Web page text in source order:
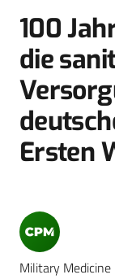
100
die
Ersten
Military Medicine